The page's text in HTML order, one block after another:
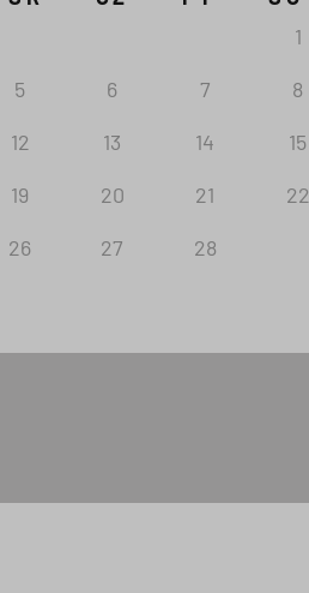
1
5 6 7 8
12 13 14 15
19 20 21 22
26 27 28